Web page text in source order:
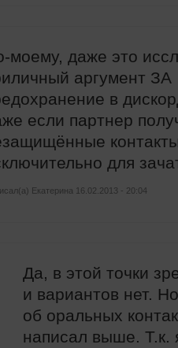
моему, даже это
аргумент ЗА
в
если партнер
для
Екатерина 16.02.2013 - 20:04
Да, в этой точки
и вариантов нет.
об оральных
написал выше.